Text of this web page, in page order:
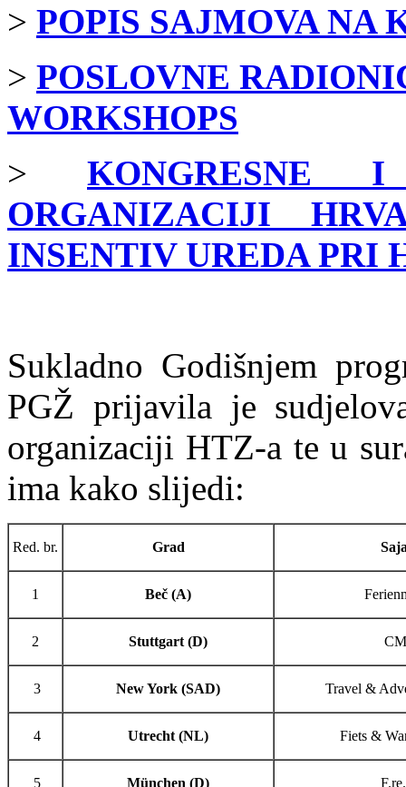
> POPIS SAJMOVA NA
> POSLOVNE
WORKSHOPS
>
ORGANIZACIJI
INSENTIV UREDA PRI
Sukladno Godišnjem
PGŽ prijavila je
organizaciji HTZ-a te u
ima kako slijedi:
Red. br. Grad
1 Beč (A)
2 Stuttgart (D)
3 New York (SAD) Travel &
4 Utrecht (NL) Fiets &
5 München (D)